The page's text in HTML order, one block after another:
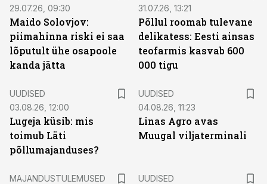
29.07.26, 09:30
Maido Solovjov:
piimahinna riski ei saa
lõputult ühe osapoole
kanda jätta
31.07.26, 13:21
Põllul roomab tulevane
delikatess: Eesti ainsas
teofarmis kasvab 600
000 tigu
UUDISED
03.08.26, 12:00
Lugeja küsib: mis
toimub Läti
põllumajanduses?
UUDISED
04.08.26, 11:23
Linas Agro avas
Muugal viljaterminali
MAJANDUSTULEMUSED
UUDISED